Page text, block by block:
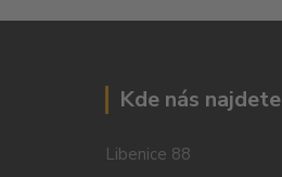
Kde nás najdete
Libenice 88